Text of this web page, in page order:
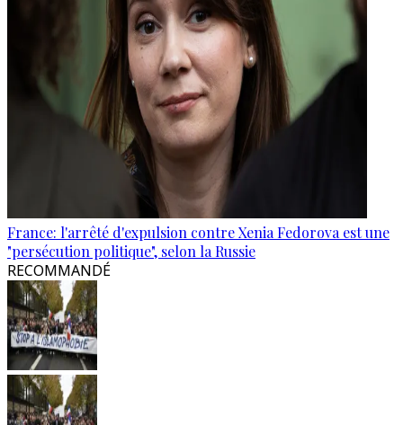
France: l'arrêté d'expulsion contre Xenia Fedorova est une
"persécution politique", selon la Russie
RECOMMANDÉ